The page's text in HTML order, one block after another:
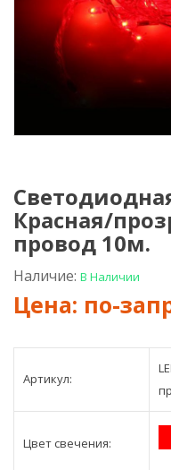
Красная/
провод 10м.
Наличие: В Наличии
Артикул:
Цвет свечения: